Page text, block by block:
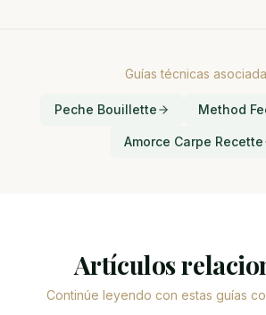
Guías técnicas
Peche Bouillette Method
Amorce Carpe Recette
Artículos
Continúe leyendo con estas guías